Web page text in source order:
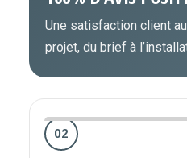
Une satisfaction client
projet, du brief à
02